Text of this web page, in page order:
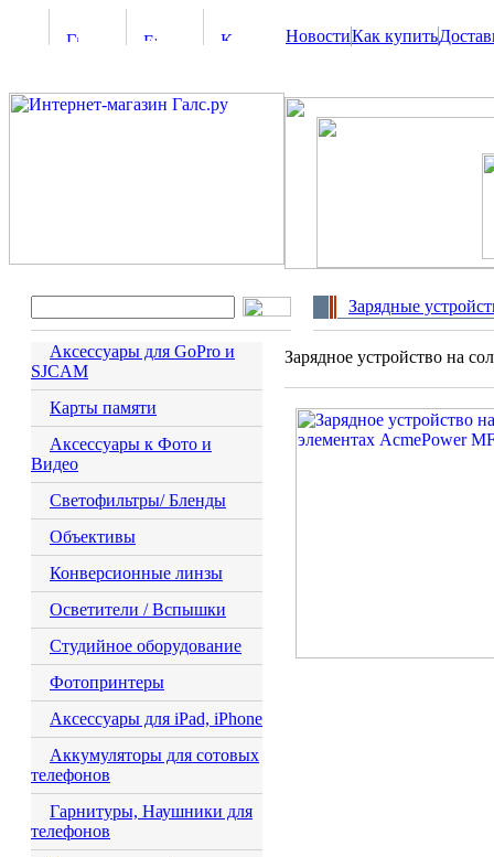
НовостиКак купить
Зарядные
Аксессуары для GoPro и
SJCAM
Карты памяти
Аксессуары к Фото и
Видео
Светофильтры/ Бленды
Объективы
Конверсионные линзы
Осветители / Вспышки
Студийное оборудование
Фотопринтеры
Аксессуары для iPad, iPhone
Аккумуляторы для сотовых
телефонов
Гарнитуры, Наушники для
телефонов
Зарядное устройство на